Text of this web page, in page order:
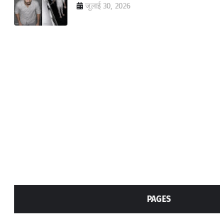
जुलाई 30, 2026
PAGES